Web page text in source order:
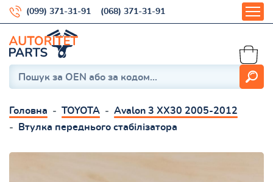
(099) 371-31-91 (068) 371-31-91
Головна TOYOTA
Avalon 3 XX30 2005-2012
Втулка переднього стабілізатора